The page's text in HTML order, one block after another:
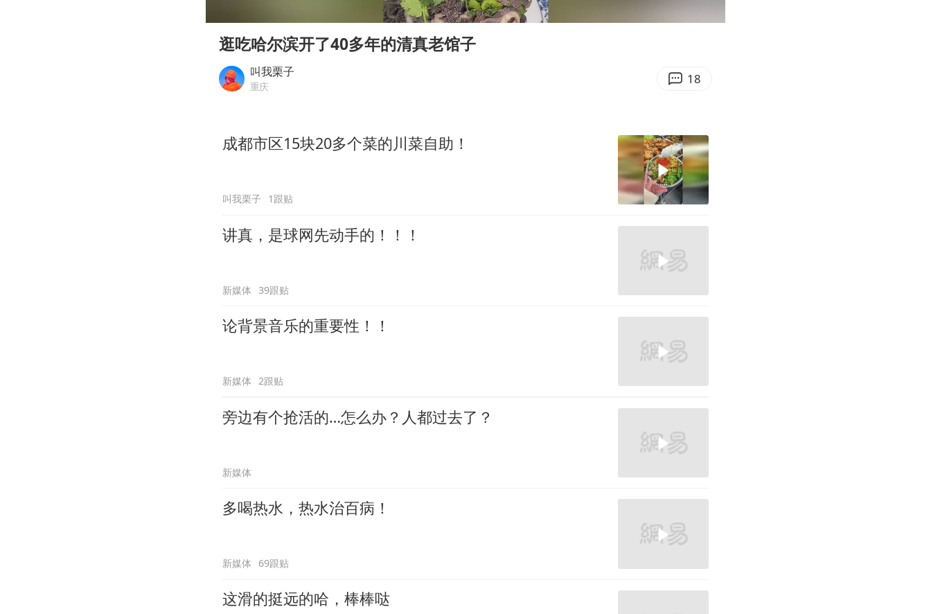
曝张一鸣下死命令：不依赖AI蒸馏技术
余承东口误将24999元电脑报成2499
总书记关心百姓身边这些民生大事
逛吃哈尔滨开了40多年的清真老馆子
叫我栗子
重庆 18
成都市区15块20多个菜的川菜自助！
叫我栗子 1跟贴
讲真，是球网先动手的！！！
新媒体 39跟贴
论背景音乐的重要性！！
新媒体 2跟贴
旁边有个抢活的…怎么办？人都过去了？
新媒体
多喝热水，热水治百病！
新媒体 69跟贴
这滑的挺远的哈，棒棒哒